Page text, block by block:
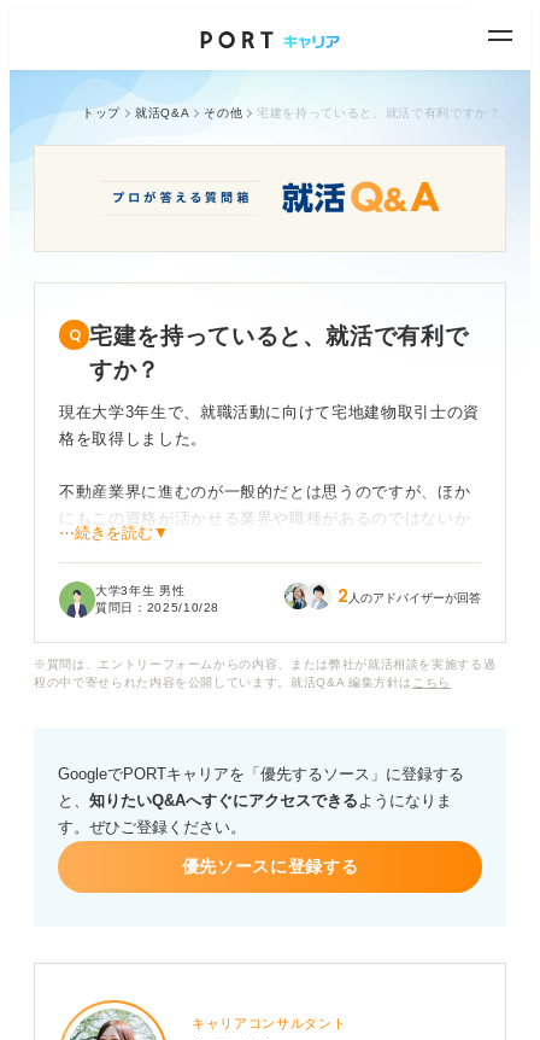
トップ 就活Q&A その他 宅建を持っていると、就活で有利ですか？
宅建を持っていると、就活で有利で
すか？
現在大学3年生で、就職活動に向けて宅地建物取引士の資
格を取得しました。
不動産業界に進むのが一般的だとは思うのですが、ほか
にもこの資格が活かせる業界や職種があるのではないか
と考えています。
宅建は具体的にどのような業界や職種で有利に働きます
⋯続きを読む▼
大学3年生 男性
質問日： 2025/10/28 2 人のアドバイザーが回答
※質問は、エントリーフォームからの内容、または弊社が就活相談を実施する過
程の中で寄せられた内容を公開しています。就活Q&A 編集方針は こちら
GoogleでPORTキャリアを「優先するソース」に登録する
と、 知りたいQ&Aへすぐにアクセスできるようになりま
す。ぜひご登録ください。
優先ソースに登録する
キャリアコンサルタント